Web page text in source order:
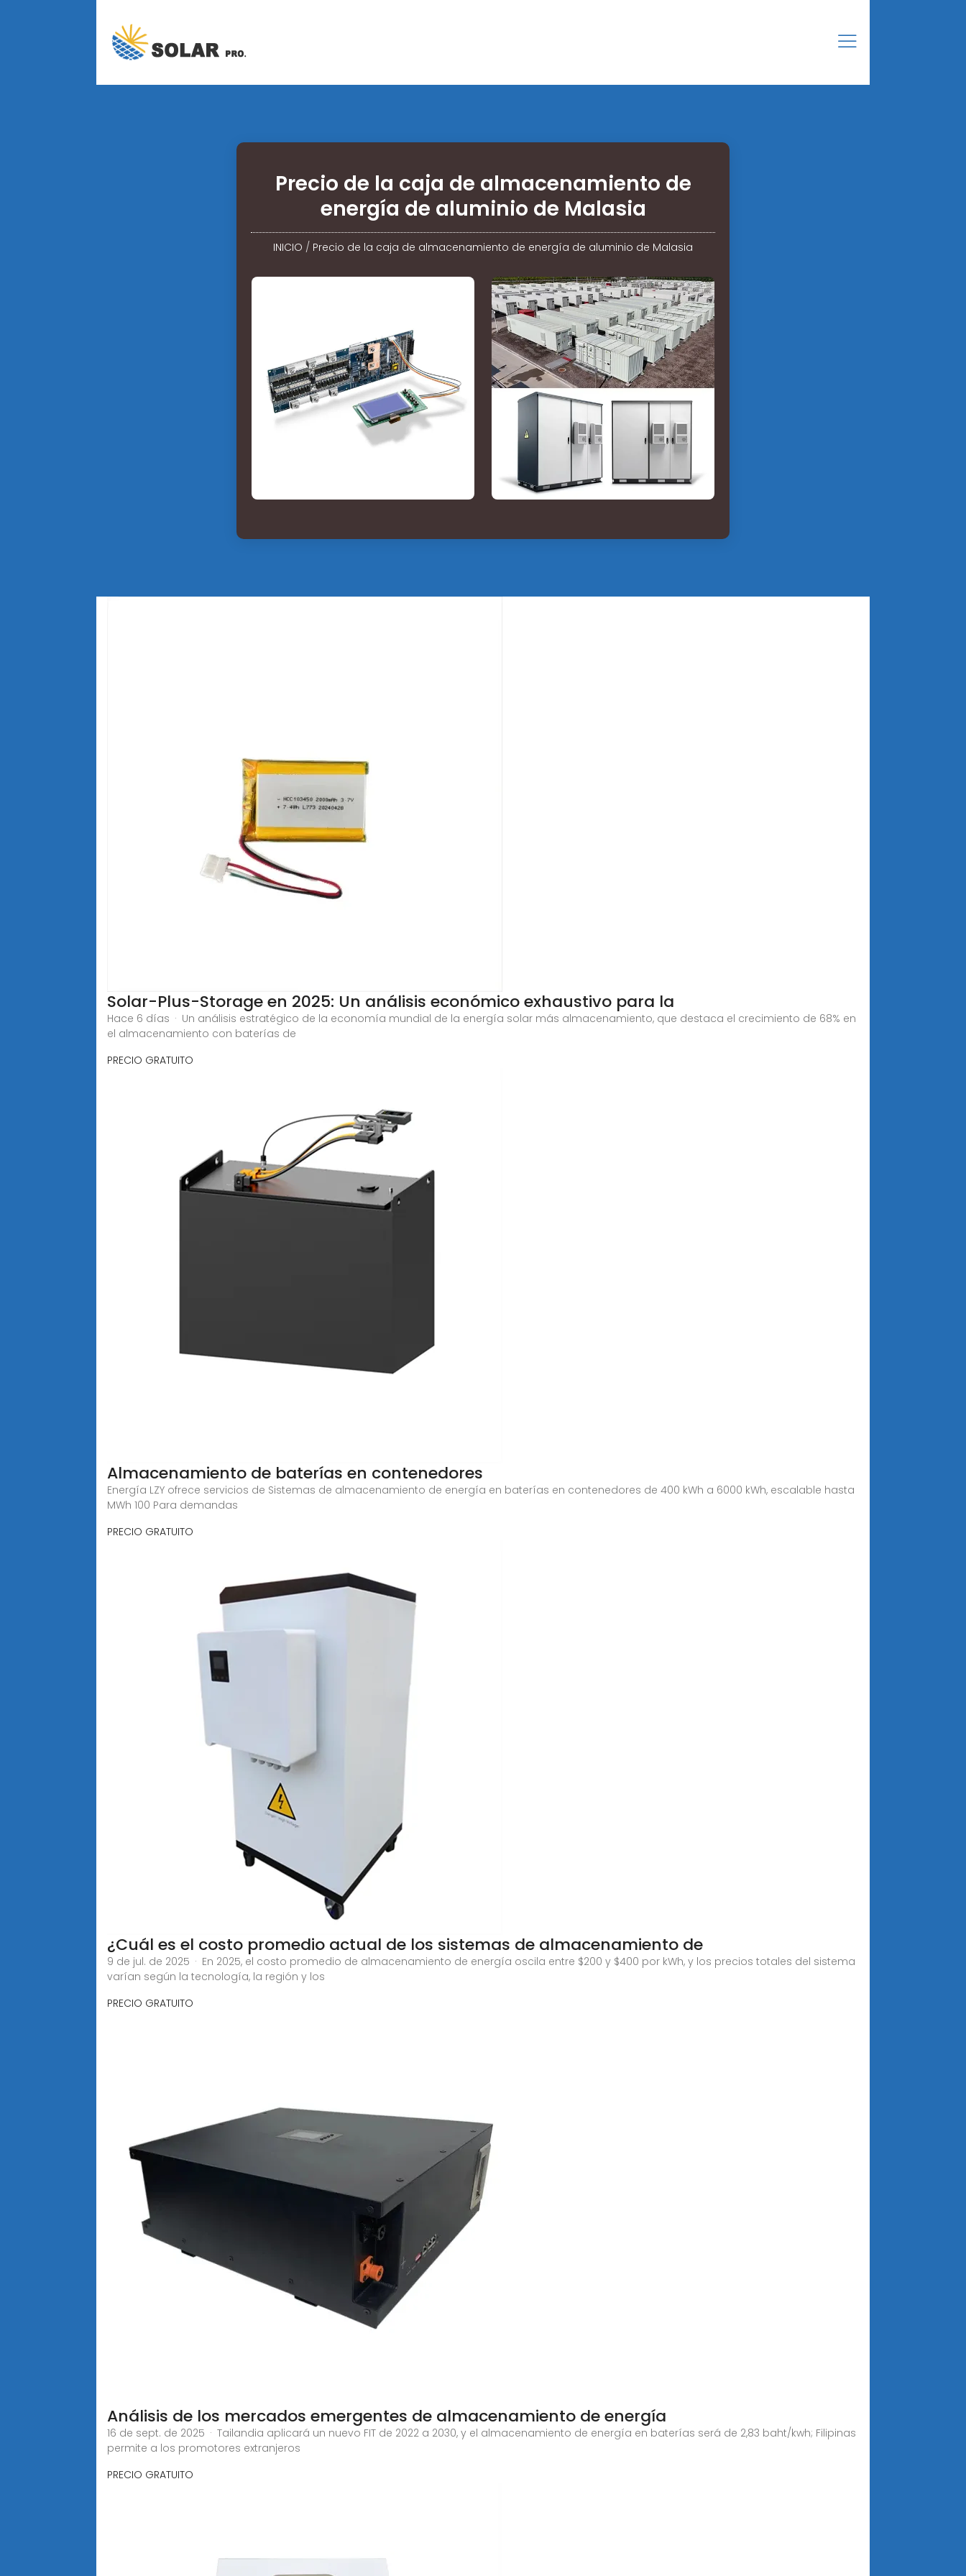
Precio de la caja de almacenamiento de
energía de aluminio de Malasia
INICIO / Precio de la caja de almacenamiento de energía de aluminio de Malasia
Solar-Plus-Storage en 2025: Un análisis económico exhaustivo para la
Hace 6 días · Un análisis estratégico de la economía mundial de la energía solar más almacenamiento, que destaca el crecimiento de 68% en
el almacenamiento con baterías de
PRECIO GRATUITO
Almacenamiento de baterías en contenedores
Energía LZY ofrece servicios de Sistemas de almacenamiento de energía en baterías en contenedores de 400 kWh a 6000 kWh, escalable hasta
MWh 100 Para demandas
PRECIO GRATUITO
¿Cuál es el costo promedio actual de los sistemas de almacenamiento de
9 de jul. de 2025 · En 2025, el costo promedio de almacenamiento de energía oscila entre $200 y $400 por kWh, y los precios totales del sistema
varían según la tecnología, la región y los
PRECIO GRATUITO
Análisis de los mercados emergentes de almacenamiento de energía
16 de sept. de 2025 · Tailandia aplicará un nuevo FIT de 2022 a 2030, y el almacenamiento de energía en baterías será de 2,83 baht/kwh; Filipinas
permite a los promotores extranjeros
PRECIO GRATUITO